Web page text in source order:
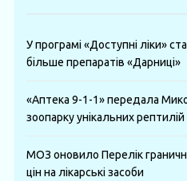
У програмі «Доступні ліки»
більше препаратів «Дарниці»
«Аптека 9-1-1» передала
зоопарку унікальних рептилій
МОЗ оновило Перелік
цін на лікарські засоби